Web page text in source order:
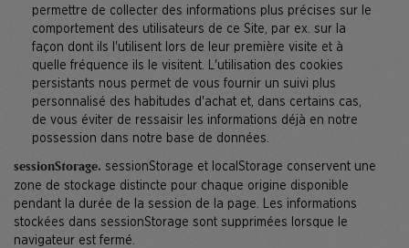
permettre de collecter des informations plus précises sur le
comportement des utilisateurs de ce Site, par ex. sur la
façon dont ils l'utilisent lors de leur première visite et à
quelle fréquence ils le visitent. L'utilisation des cookies
persistants nous permet de vous fournir un suivi plus
personnalisé des habitudes d'achat et, dans certains cas,
de vous éviter de ressaisir les informations déjà en notre
possession dans notre base de données.
sessionStorage. sessionStorage et localStorage conservent une
zone de stockage distincte pour chaque origine disponible
pendant la durée de la session de la page. Les informations
stockées dans sessionStorage sont supprimées lorsque le
navigateur est fermé.